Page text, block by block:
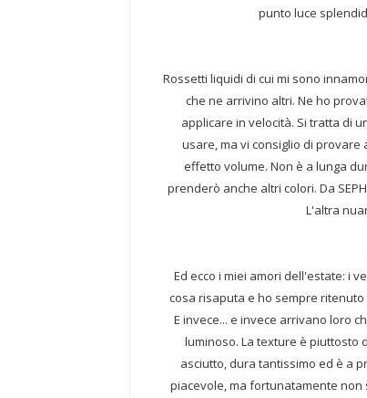
punto luce
Rossetti liquidi di cui mi sono
che ne arrivino altri. Ne ho
applicare in velocità. Si tratta di
usare, ma vi consiglio di
effetto volume. Non è a lunga
prenderò anche altri colori. Da
L'altra
Ed ecco i miei amori dell'estate: i
cosa risaputa e ho sempre
E invece... e invece arrivano loro
luminoso. La texture è piuttosto
asciutto, dura tantissimo ed è a
piacevole, ma fortunatamente